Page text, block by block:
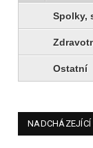
Spolky,
Ostatní
NADCHÁZEJÍCÍ